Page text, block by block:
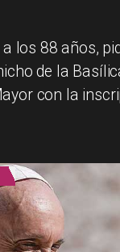
los 88 años,
de la
con la